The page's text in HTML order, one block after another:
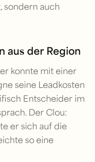
sondern auch
aus der Region
konnte mit einer
seine Leadkosten
Entscheider im
Der Clou:
er sich auf die
so eine